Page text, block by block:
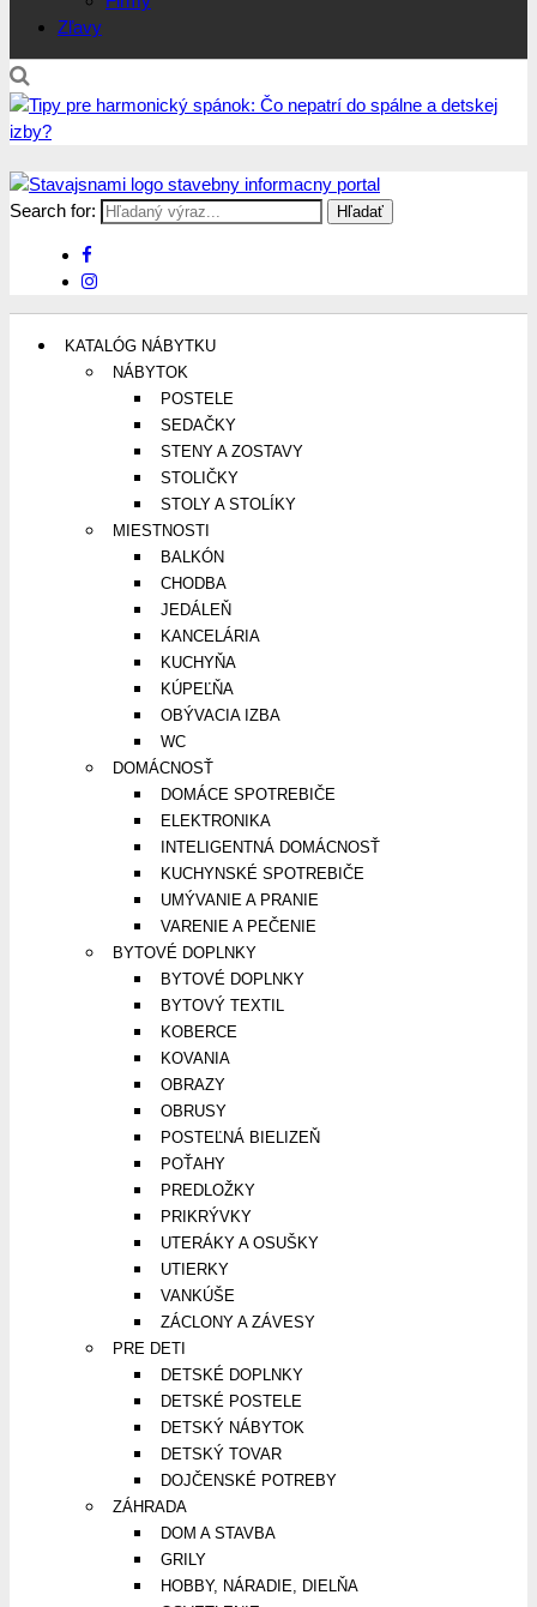
Zľavy
Stavajsnami.sk
Stavebníctvo, stavby, byty, domy a všetko o nich
Search for:
KATALÓG NÁBYTKU
NÁBYTOK
POSTELE
SEDAČKY
STENY A ZOSTAVY
STOLIČKY
STOLY A STOLÍKY
MIESTNOSTI
BALKÓN
CHODBA
JEDÁLEŇ
KANCELÁRIA
KUCHYŇA
KÚPEĽŇA
OBÝVACIA IZBA
WC
DOMÁCNOSŤ
DOMÁCE SPOTREBIČE
ELEKTRONIKA
INTELIGENTNÁ DOMÁCNOSŤ
KUCHYNSKÉ SPOTREBIČE
UMÝVANIE A PRANIE
VARENIE A PEČENIE
BYTOVÉ DOPLNKY
BYTOVÉ DOPLNKY
BYTOVÝ TEXTIL
KOBERCE
KOVANIA
OBRAZY
OBRUSY
POSTEĽNÁ BIELIZEŇ
POŤAHY
PREDLOŽKY
PRIKRÝVKY
UTERÁKY A OSUŠKY
UTIERKY
VANKÚŠE
ZÁCLONY A ZÁVESY
PRE DETI
DETSKÉ DOPLNKY
DETSKÉ POSTELE
DETSKÝ NÁBYTOK
DETSKÝ TOVAR
DOJČENSKÉ POTREBY
ZÁHRADA
DOM A STAVBA
GRILY
HOBBY, NÁRADIE, DIELŇA